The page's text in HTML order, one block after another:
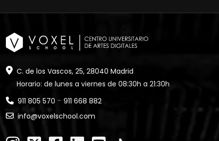
C. de los Vascos, 25, 28040 Madrid
Horario: de lunes a viernes de 08:30h a 21:30h
911 805 570 - 911 668 882
info@voxelschool.com